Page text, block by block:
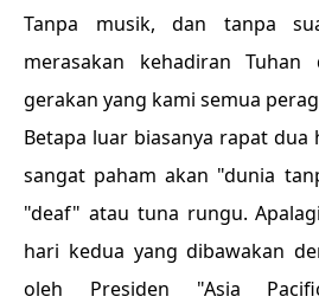
Tanpa musik, dan tanpa
merasakan kehadiran
gerakan yang kami semua
Betapa luar biasanya rapat dua
sangat paham akan "dunia
"deaf" atau tuna rungu.
hari kedua yang dibawakan
oleh Presiden "Asia